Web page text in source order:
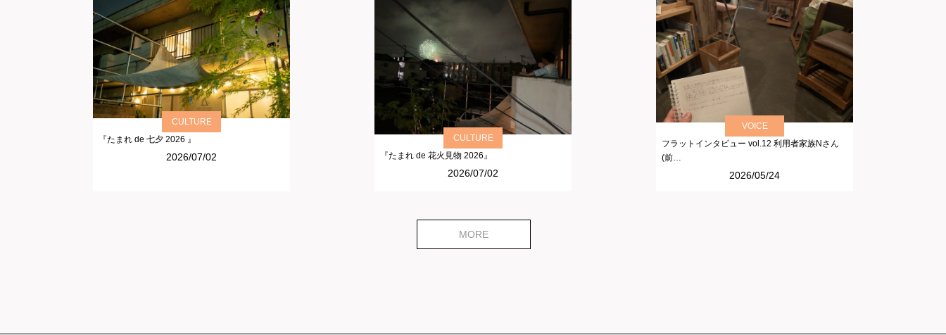
CULTURE
『たまれ de 七夕 2026 』
2026/07/02
CULTURE
『たまれ de 花火見物 2026』
2026/07/02
VOICE
フラットインタビュー vol.12 利用者家族Nさん
(前…
2026/05/24
MORE